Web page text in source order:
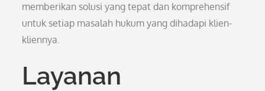
memberikan solusi yang tepat dan komprehensif
untuk setiap masalah hukum yang dihadapi klien-
kliennya.
Layanan